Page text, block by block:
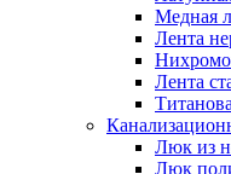
Медная
Лента
Лента
Люк из
Люк